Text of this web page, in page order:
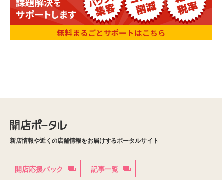
新店情報や近くの店舗情報をお届けするポータルサイト
開店応援パック 記事一覧